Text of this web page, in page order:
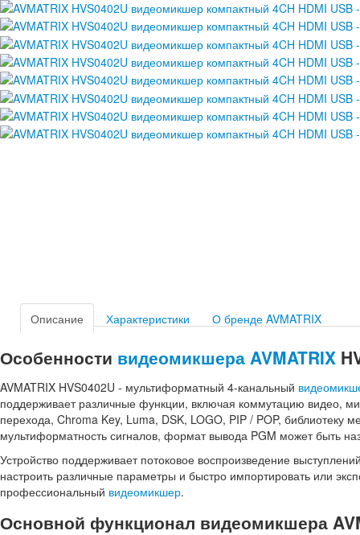
Описание Характеристики О бренде AVMATRIX
Особенности видеомикшера AVMATRIX
AVMATRIX HVS0402U - мультиформатный 4-канальный
поддерживает различные функции, включая коммутацию видео,
перехода, Chroma Key, Luma, DSK, LOGO, PIP / POP,
мультиформатность сигналов, формат вывода PGM может быть
Устройство поддерживает потоковое воспроизведение
настроить различные параметры и быстро импортировать или
профессиональный видеомикшер.
Основной функционал видеомикшера